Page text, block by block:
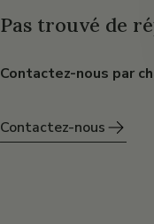
Pas trouvé de
Contactez-nous par
Contactez-nous